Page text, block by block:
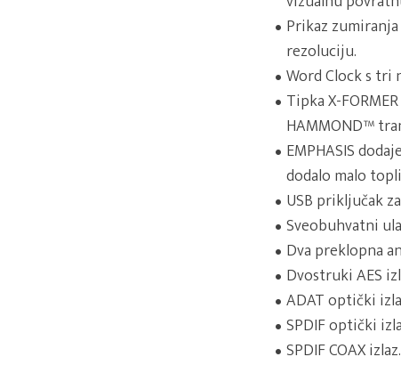
Prikaz
rezoluciju.
Word Clock s tri
Tipka X-
HAMMOND™
EMPHASIS
dodalo malo
USB priključak
Sveobuhvatni
Dva preklopna
Dvostruki AES
ADAT optički
SPDIF optički
SPDIF COAX izlaz.